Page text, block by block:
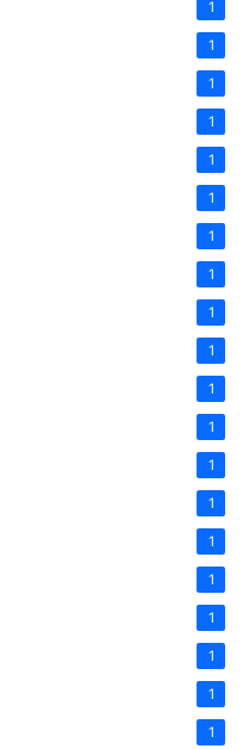
1
1
1
1
1
1
1
1
1
1
1
1
1
1
1
1
1
1
1
1